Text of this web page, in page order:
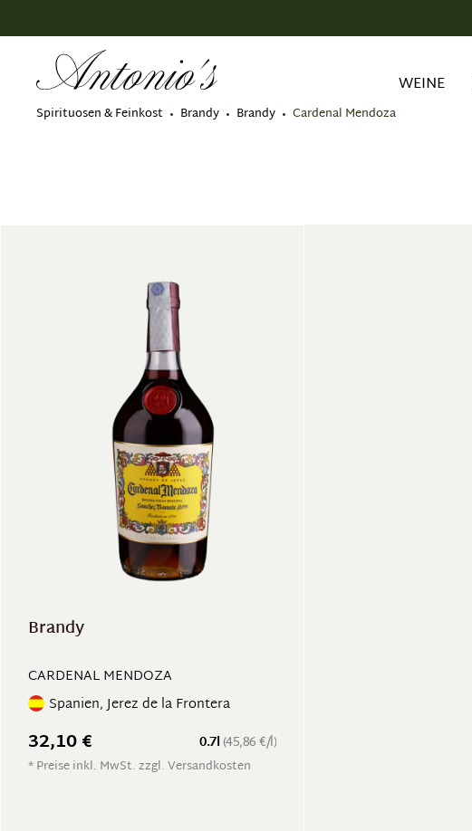
Spirituosen & Feinkost Brandy Brandy Cardenal Mendoza
WEINE
Brandy
CARDENAL MENDOZA
Spanien, Jerez de la Frontera
0.7l (45,86 €/l)
32,10 €
* Preise inkl. MwSt. zzgl. Versandkosten